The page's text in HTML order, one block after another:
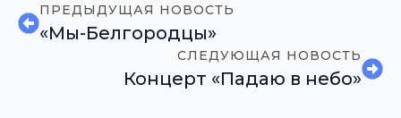
ПРЕДЫДУЩАЯ НОВОСТЬ
«Мы-Белгородцы»
СЛЕДУЮЩАЯ НОВОСТЬ
Концерт «Падаю в небо»